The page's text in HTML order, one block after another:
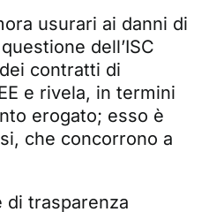
usurari ai danni di
dell’ISC
contratti di
e rivela, in termini
erogato; esso è
che concorrono a
di trasparenza